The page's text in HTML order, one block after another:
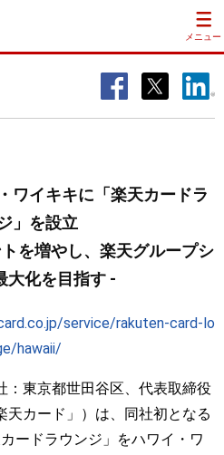
メニュー
ワイキキに「楽天カードラ
」を設立
を増やし、楽天グループシ
大化を目指す -
service/rakuten-card-lo
hawaii/
：東京都世田谷区、代表取締役
天カード」）は、同社初となる
ードラウンジ」をハワイ・ワ